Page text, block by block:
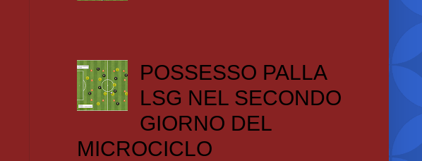
POSSESSO PALLA
LSG NEL SECONDO
GIORNO DEL
MICROCICLO